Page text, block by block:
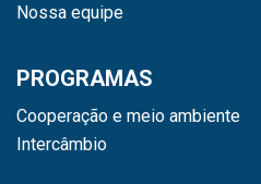
Nossa equipe
PROGRAMAS
Cooperação e meio ambiente
Intercâmbio